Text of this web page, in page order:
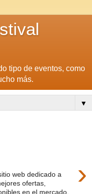
tipo de eventos, como
más.
▼
›
web dedicado a
ofertas,
en el mercado.